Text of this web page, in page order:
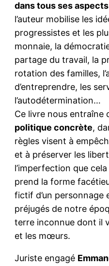
dans tous ses aspects
l’auteur mobilise les
progressistes et les
monnaie, la
partage du travail, la
rotation des familles,
d’entreprendre, les
l’autodétermination…
Ce livre nous entraîne
politique concrète,
règles visent à
et à préserver les
l’imperfection que
prend la forme
fictif d’un personnage
préjugés de notre
terre inconnue dont il
et les mœurs.
Juriste engagé